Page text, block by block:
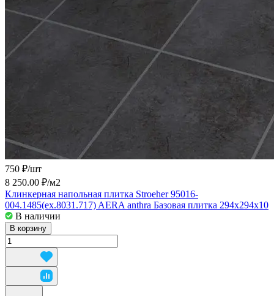
750 ₽/шт
8 250.00 ₽/м2
Клинкерная напольная плитка Stroeher 95016-
004.1485(ex.8031.717) AERA anthra Базовая плитка 294x294x10
В наличии
В корзину